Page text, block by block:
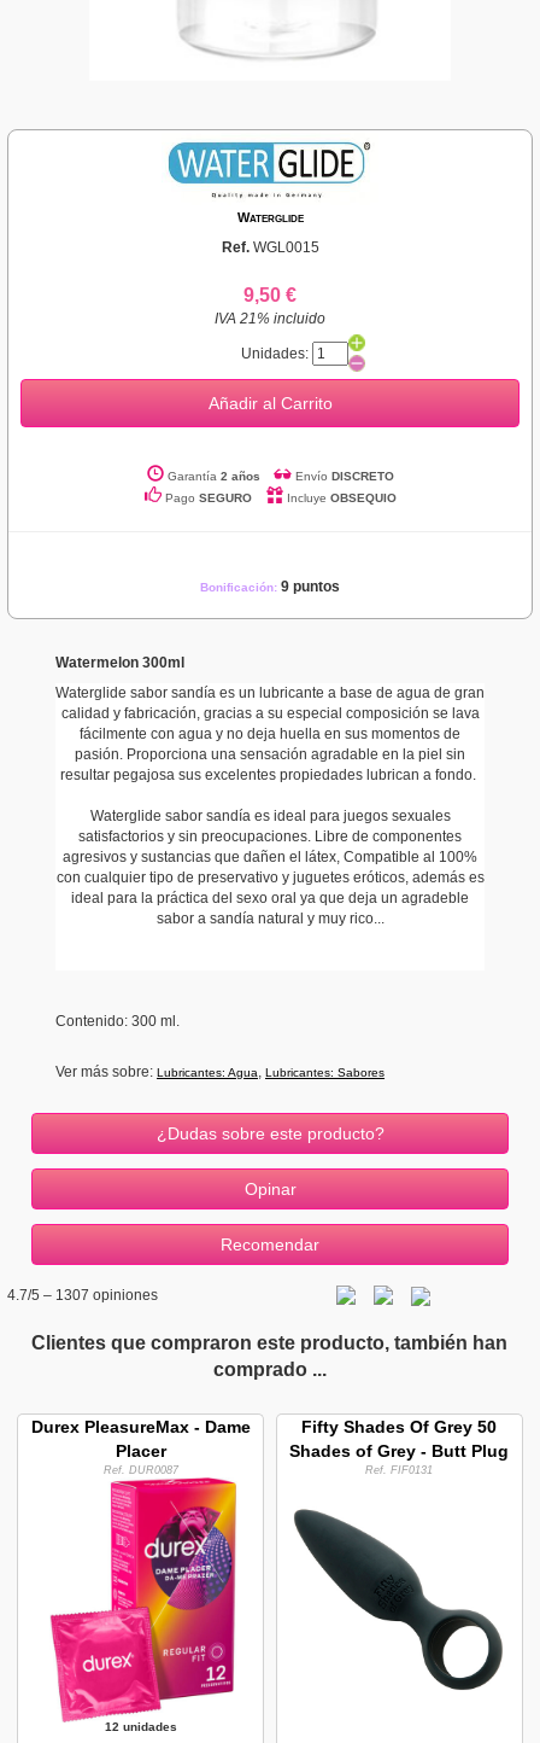
Waterglide
Ref. WGL0015
9,50 €
IVA 21% incluido
Unidades:
Añadir al Carrito
Garantía 2 años Envío DISCRETO
Pago SEGURO Incluye OBSEQUIO
Bonificación: 9 puntos
Watermelon 300ml
Waterglide sabor sandía es un lubricante a base de agua de gran
calidad y fabricación, gracias a su especial composición se lava
fácilmente con agua y no deja huella en sus momentos de
pasión. Proporciona una sensación agradable en la piel sin
resultar pegajosa sus excelentes propiedades lubrican a fondo.
Waterglide sabor sandía es ideal para juegos sexuales
satisfactorios y sin preocupaciones. Libre de componentes
agresivos y sustancias que dañen el látex, Compatible al 100%
con cualquier tipo de preservativo y juguetes eróticos, además es
ideal para la práctica del sexo oral ya que deja un agradeble
sabor a sandía natural y muy rico...
Contenido: 300 ml.
Ver más sobre: Lubricantes: Agua, Lubricantes: Sabores
¿Dudas sobre este producto?
4.7/5 – 1307 opiniones
Clientes que compraron este producto, también han
comprado ...
Durex PleasureMax - Dame
Placer
Ref. DUR0087
12 unidades
Fifty Shades Of Grey 50
Shades of Grey - Butt Plug
Ref. FIF0131